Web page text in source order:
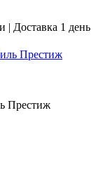
| Доставка 1 день
Престиж
Престиж